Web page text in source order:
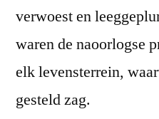
verwoest en
waren de naoorlogse
elk levensterrein,
gesteld zag.